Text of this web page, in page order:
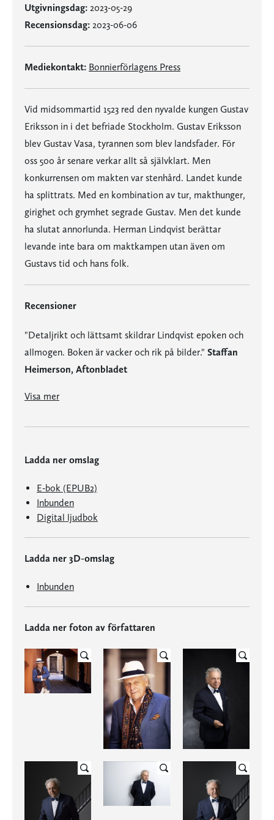
Utgivningsdag: 2023-05-29
Recensionsdag: 2023-06-06
Mediekontakt: Bonnierförlagens Press
Vid midsommartid 1523 red den nyvalde kungen Gustav
Eriksson in i det befriade Stockholm. Gustav Eriksson
blev Gustav Vasa, tyrannen som blev landsfader. För
oss 500 år senare verkar allt så självklart. Men
konkurrensen om makten var stenhård. Landet kunde
ha splittrats. Med en kombination av tur, makthunger,
girighet och grymhet segrade Gustav. Men det kunde
ha slutat annorlunda. Herman Lindqvist berättar
levande inte bara om maktkampen utan även om
Gustavs tid och hans folk.
Recensioner
"Detaljrikt och lättsamt skildrar Lindqvist epoken och
allmogen. Boken är vacker och rik på bilder." Staffan
Heimerson, Aftonbladet
Visa mer
Ladda ner omslag
E-bok (EPUB2)
Inbunden
Digital ljudbok
Ladda ner 3D-omslag
Inbunden
Ladda ner foton av författaren